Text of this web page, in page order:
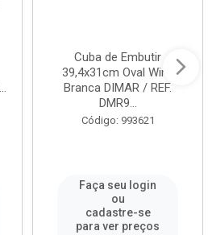
Cuba de Embutir
39,4x31cm Oval Wind
Branca DIMAR / REF.
DMR9...
Código: 993621
Faça seu login
ou
cadastre-se
para ver preços